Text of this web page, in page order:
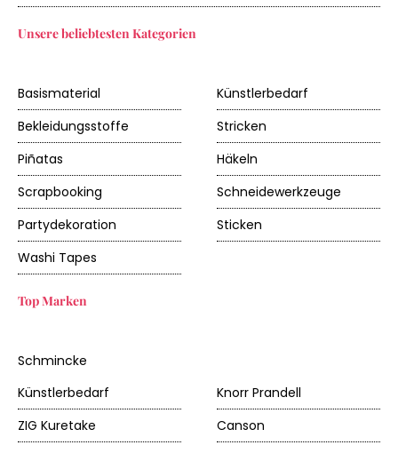
Unsere beliebtesten Kategorien
Basismaterial
Künstlerbedarf
Bekleidungsstoffe
Stricken
Piñatas
Häkeln
Scrapbooking
Schneidewerkzeuge
Partydekoration
Sticken
Washi Tapes
Top Marken
Schmincke
Künstlerbedarf
Knorr Prandell
ZIG Kuretake
Canson